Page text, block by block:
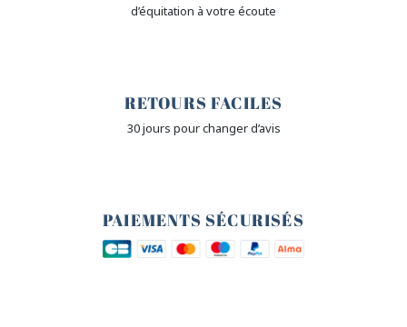
d’équitation à votre écoute
RETOURS FACILES
30 jours pour changer d’avis
PAIEMENTS SÉCURISÉS